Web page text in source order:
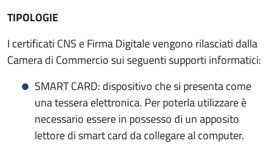
TIPOLOGIE
I certificati CNS e Firma Digitale vengono rilasciati dalla
Camera di Commercio sui seguenti supporti informatici:
SMART CARD: dispositivo che si presenta come
una tessera elettronica. Per poterla utilizzare è
necessario essere in possesso di un apposito
lettore di smart card da collegare al computer.